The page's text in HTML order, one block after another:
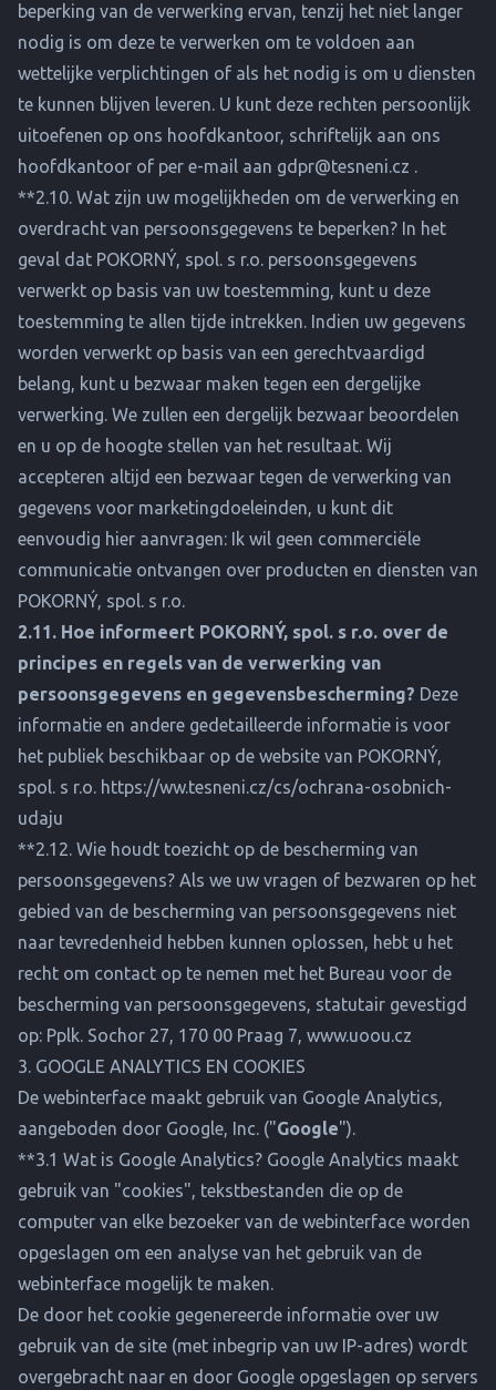
beperking van de verwerking ervan, tenzij het niet langer
nodig is om deze te verwerken om te voldoen aan
wettelijke verplichtingen of als het nodig is om u diensten
te kunnen blijven leveren. U kunt deze rechten persoonlijk
uitoefenen op ons hoofdkantoor, schriftelijk aan ons
hoofdkantoor of per e-mail aan gdpr@tesneni.cz .
**2.10. Wat zijn uw mogelijkheden om de verwerking en
overdracht van persoonsgegevens te beperken? In het
geval dat POKORNÝ, spol. s r.o. persoonsgegevens
verwerkt op basis van uw toestemming, kunt u deze
toestemming te allen tijde intrekken. Indien uw gegevens
worden verwerkt op basis van een gerechtvaardigd
belang, kunt u bezwaar maken tegen een dergelijke
verwerking. We zullen een dergelijk bezwaar beoordelen
en u op de hoogte stellen van het resultaat. Wij
accepteren altijd een bezwaar tegen de verwerking van
gegevens voor marketingdoeleinden, u kunt dit
eenvoudig hier aanvragen: Ik wil geen commerciële
communicatie ontvangen over producten en diensten van
POKORNÝ, spol. s r.o.
2.11. Hoe informeert POKORNÝ, spol. s r.o. over de
principes en regels van de verwerking van
persoonsgegevens en gegevensbescherming? Deze
informatie en andere gedetailleerde informatie is voor
het publiek beschikbaar op de website van POKORNÝ,
spol. s r.o. https://ww.tesneni.cz/cs/ochrana-osobnich-
udaju
**2.12. Wie houdt toezicht op de bescherming van
persoonsgegevens? Als we uw vragen of bezwaren op het
gebied van de bescherming van persoonsgegevens niet
naar tevredenheid hebben kunnen oplossen, hebt u het
recht om contact op te nemen met het Bureau voor de
bescherming van persoonsgegevens, statutair gevestigd
op: Pplk. Sochor 27, 170 00 Praag 7, www.uoou.cz
3. GOOGLE ANALYTICS EN COOKIES
De webinterface maakt gebruik van Google Analytics,
aangeboden door Google, Inc. ("Google").
**3.1 Wat is Google Analytics? Google Analytics maakt
gebruik van "cookies", tekstbestanden die op de
computer van elke bezoeker van de webinterface worden
opgeslagen om een analyse van het gebruik van de
webinterface mogelijk te maken.
De door het cookie gegenereerde informatie over uw
gebruik van de site (met inbegrip van uw IP-adres) wordt
overgebracht naar en door Google opgeslagen op servers